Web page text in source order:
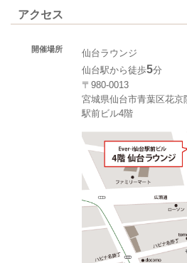
アクセス
開催場所
仙台ラウンジ
仙台駅から徒歩5分
〒980-0013
宮城県仙台市青葉区花
駅前ビル4階